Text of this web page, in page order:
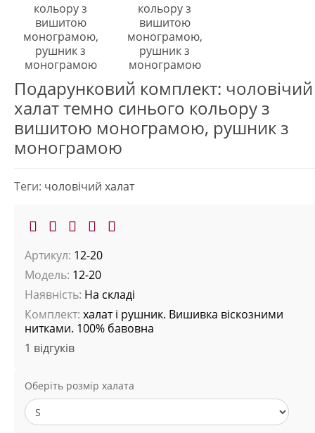
Подарунковий комплект: чоловічий
халат темно синього кольору з
вишитою монограмою, рушник з
монограмою
Теги: чоловічий халат
Артикул: 12-20
Модель: 12-20
Наявність: На складі
Комплект: халат і рушник. Вишивка віскозними
нитками. 100% бавовна
1 відгуків
Оберіть розмір халата